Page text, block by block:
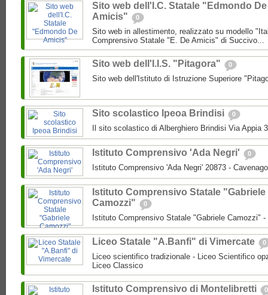
Sito web dell'I.C. Statale "Edmondo De
Amicis"
0
Sito web in allestimento, realizzato su modello
Comprensivo Statale "E. De Amicis" di Succivo...
Sito web dell'I.I.S. "Pitagora" 0
Sito web dell'Istituto di Istruzione Superiore
Sito scolastico Ipeoa Brindisi 0
Il sito scolastico di Alberghiero Brindisi Via Appia
Istituto Comprensivo 'Ada Negri' 0
Istituto Comprensivo 'Ada Negri' 20873 -
Istituto Comprensivo Statale "Gabriele
Camozzi"
0
Istituto Comprensivo Statale "Gabriele Camozzi"
Liceo Statale "A.Banfi" di Vimercate 0
Liceo scientifico tradizionale - Liceo Scientifico
Liceo Classico
Istituto Comprensivo di Montelibretti 0